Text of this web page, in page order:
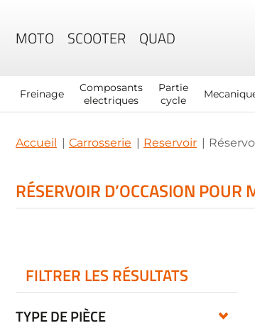
MOTO SCOOTER QUAD
Freinage
Composants
electriques
Partie
cycle
Accueil Carrosserie Reservoir
RÉSERVOIR D’OCCASION
FILTRER LES RÉSULTATS
TYPE DE PIÈCE